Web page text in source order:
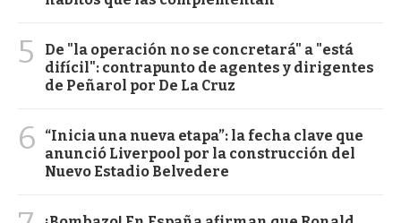
5
De "la operación no se concretará" a "está
difícil": contrapunto de agentes y dirigentes
de Peñarol por De La Cruz
6
“Inicia una nueva etapa”: la fecha clave que
anunció Liverpool por la construcción del
Nuevo Estadio Belvedere